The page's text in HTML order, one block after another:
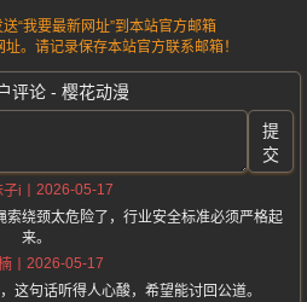
“我要最新网址”到本站官方邮箱
。请记录保存本站官方联系邮箱！
评论 - 樱花动漫
提
交
子i
2026-05-17
索绕颈太危险了，行业安全标准必须严格起
来。
2026-05-17
这句话听得人心酸，希望能讨回公道。